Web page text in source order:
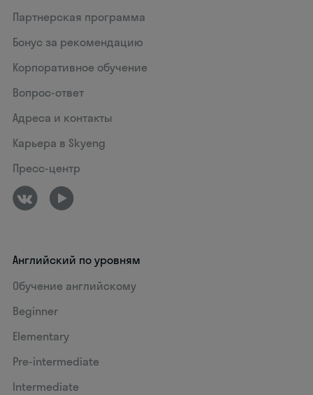
Партнерская программа
Бонус за рекомендацию
Корпоративное обучение
Вопрос-ответ
Адреса и контакты
Карьера в Skyeng
Пресс-центр
Английский по уровням
Обучение английскому
Beginner
Elementary
Pre-intermediate
Intermediate